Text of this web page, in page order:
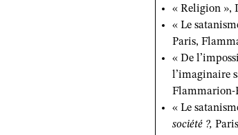
« Religion »,
« Le
Paris,
« De
l’imaginaire
Flammarion-
« Le
société ?,